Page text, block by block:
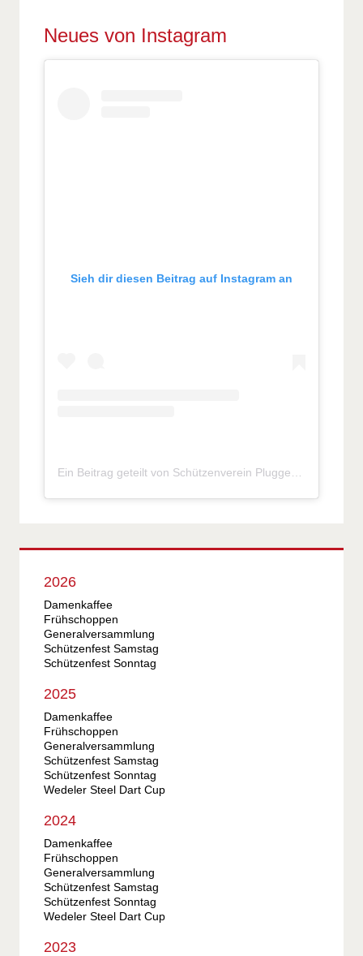
Neues von Instagram
Sieh dir diesen Beitrag auf Instagram an
2026
Damenkaffee
Frühschoppen
Generalversammlung
Schützenfest Samstag
Schützenfest Sonntag
2025
Damenkaffee
Frühschoppen
Generalversammlung
Schützenfest Samstag
Schützenfest Sonntag
Wedeler Steel Dart Cup
2024
Damenkaffee
Frühschoppen
Generalversammlung
Schützenfest Samstag
Schützenfest Sonntag
Wedeler Steel Dart Cup
2023